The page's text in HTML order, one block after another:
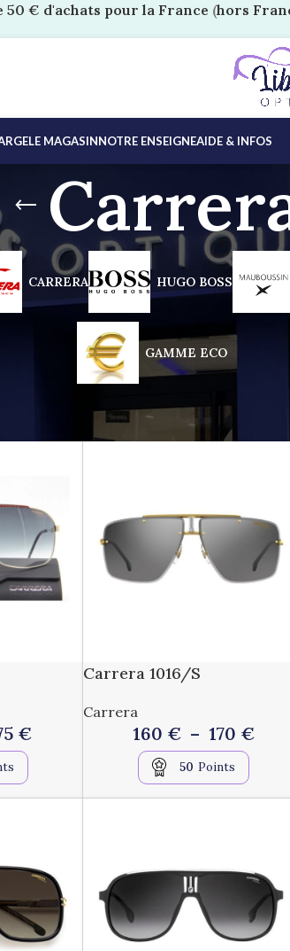
€ d'achats pour la France (hors
LE MAGASINNOTRE ENSEIGNEAIDE & INFOS
CARRERA HUGO BOSS
GAMME ECO
€
Carrera 1016/S
Carrera
160 € – 170 €
50 Points